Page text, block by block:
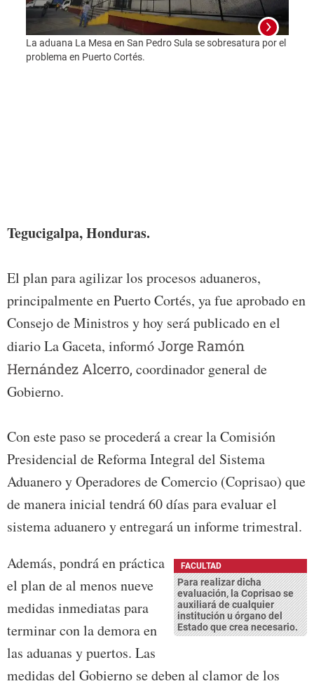
La aduana La Mesa en San Pedro Sula se sobresatura por el
problema en Puerto Cortés.
Tegucigalpa, Honduras.
El plan para agilizar los procesos aduaneros,
principalmente en Puerto Cortés, ya fue aprobado en
Consejo de Ministros y hoy será publicado en el
diario La Gaceta, informóJorge Ramón
Hernández Alcerro, coordinador general de
Gobierno.
Con este paso se procederá a crear la Comisión
Presidencial de Reforma Integral del Sistema
Aduanero y Operadores de Comercio (Coprisao) que
de manera inicial tendrá 60 días para evaluar el
sistema aduanero y entregará un informe trimestral.
FACULTAD
Para realizar dicha
evaluación, la Coprisao se
auxiliará de cualquier
institución u órgano del
Estado que crea necesario.
Además, pondrá en práctica
el plan de al menos nueve
medidas inmediatas para
terminar con la demora en
las aduanas y puertos. Las
medidas del Gobierno se deben al clamor de los